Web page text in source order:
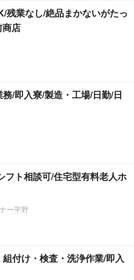
残業なし/絶品まかないがたっ
店
/即入寮/製造・工場/日勤/日
フト相談可/住宅型有料老人ホ
ー平野
組付け・検査・洗浄作業/即入